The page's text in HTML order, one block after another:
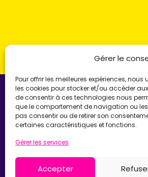
Gérer le
Pour offrir les meilleures expériences,
les cookies pour stocker et/ou accéder
de consentir à ces technologies nous
que le comportement de navigation ou les
pas consentir ou de retirer son
certaines caractéristiques et fonctions.
Gérer les services
Accepter